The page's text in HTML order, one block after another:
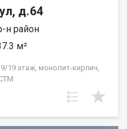
д.64
н район
м²
19 этаж, монолит-кирпич,